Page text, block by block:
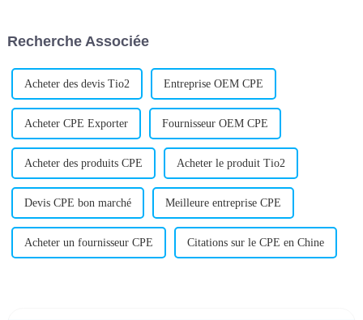
dans la fabrication…
Recherche Associée
Acheter des devis Tio2 Entreprise OEM CPE
Acheter CPE Exporter Fournisseur OEM CPE
Acheter des produits CPE Acheter le produit Tio2
Devis CPE bon marché Meilleure entreprise CPE
Acheter un fournisseur CPE Citations sur le CPE en Chine